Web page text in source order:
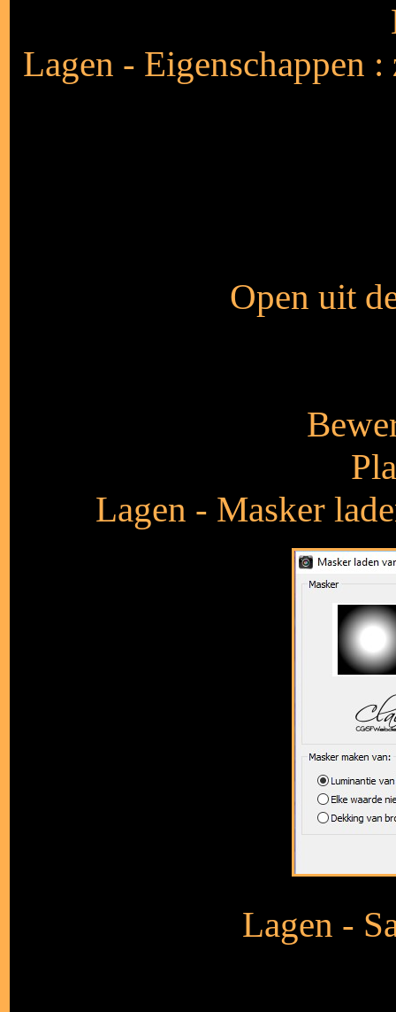
Lagen - Eigenschappen
Open uit
Lagen - Masker
Lagen -